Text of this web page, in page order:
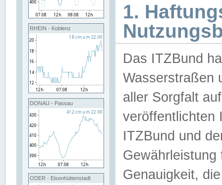
RHEIN - Koblenz
DONAU - Passau
ODER - Eisenhüttenstadt
1.
Das ITZBund
Wasserstraßen
aller Sorgfalt
veröffentlichten
ITZBund und
Genauigkeit,